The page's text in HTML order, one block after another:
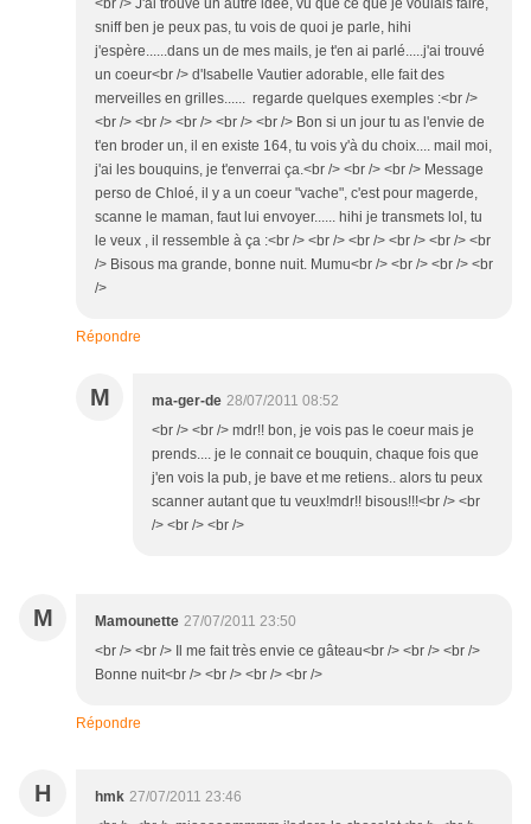
<br /> J'ai trouvé un autre idée, vu que ce que je voulais faire,
sniff ben je peux pas, tu vois de quoi je parle, hihi
j'espère......dans un de mes mails, je t'en ai parlé.....j'ai trouvé
un coeur<br /> d'Isabelle Vautier adorable, elle fait des
merveilles en grilles...... regarde quelques exemples :<br />
<br /> <br /> <br /> <br /> <br /> Bon si un jour tu as l'envie de
t'en broder un, il en existe 164, tu vois y'à du choix.... mail moi,
j'ai les bouquins, je t'enverrai ça.<br /> <br /> <br /> Message
perso de Chloé, il y a un coeur "vache", c'est pour magerde,
scanne le maman, faut lui envoyer...... hihi je transmets lol, tu
le veux , il ressemble à ça :<br /> <br /> <br /> <br /> <br /> <br
/> Bisous ma grande, bonne nuit. Mumu<br /> <br /> <br /> <br
/>
Répondre
M ma-ger-de 28/07/2011 08:52
<br /> <br /> mdr!! bon, je vois pas le coeur mais je
prends.... je le connait ce bouquin, chaque fois que
j'en vois la pub, je bave et me retiens.. alors tu peux
scanner autant que tu veux!mdr!! bisous!!!<br /> <br
/> <br /> <br />
M Mamounette 27/07/2011 23:50
<br /> <br /> Il me fait très envie ce gâteau<br /> <br /> <br />
Bonne nuit<br /> <br /> <br /> <br />
Répondre
H hmk 27/07/2011 23:46